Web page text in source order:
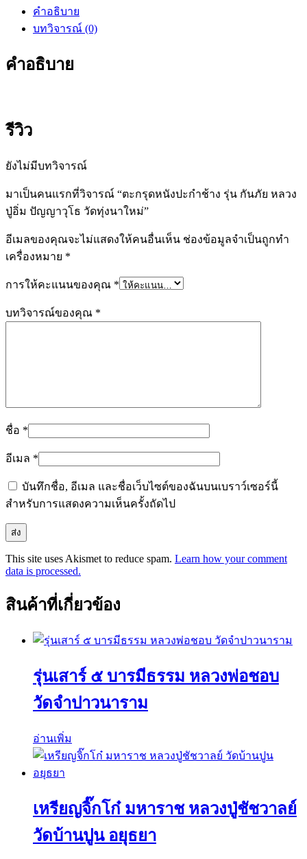
คำอธิบาย
บทวิจารณ์ (0)
คำอธิบาย
รีวิว
ยังไม่มีบทวิจารณ์
มาเป็นคนแรกที่วิจารณ์ “ตะกรุดหนังปะกำช้าง รุ่น กันภัย หลวง
ปู่อิ่ม ปัญญาวุโธ วัดทุ่งนาใหม่”
อีเมลของคุณจะไม่แสดงให้คนอื่นเห็น ช่องข้อมูลจำเป็นถูกทำ
เครื่องหมาย *
การให้คะแนนของคุณ *
บทวิจารณ์ของคุณ *
ชื่อ *
อีเมล *
บันทึกชื่อ, อีเมล และชื่อเว็บไซต์ของฉันบนเบราว์เซอร์นี้
สำหรับการแสดงความเห็นครั้งถัดไป
This site uses Akismet to reduce spam. Learn how your comment
data is processed.
สินค้าที่เกี่ยวข้อง
รุ่นเสาร์ ๕ บารมีธรรม หลวงพ่อชอบ
วัดจำปาวนาราม
อ่านเพิ่ม
เหรียญจิ๊กโก๋ มหาราช หลวงปู่ชัชวาลย์
วัดบ้านปูน อยุธยา